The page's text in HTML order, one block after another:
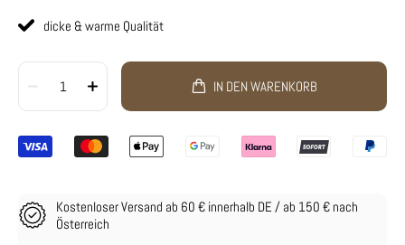
dicke & warme Qualität
1 IN DEN WARENKORB
Kostenloser Versand ab 60 € innerhalb DE / ab 150 € nach
Österreich